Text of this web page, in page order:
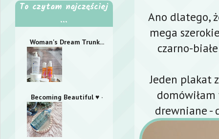
Ano dlatego,
mega
czarno-
Jeden plakat
drewniane -
To czytam najczęściej
...
Woman's Dream Trunk...
Becoming Beautiful ♥ ·